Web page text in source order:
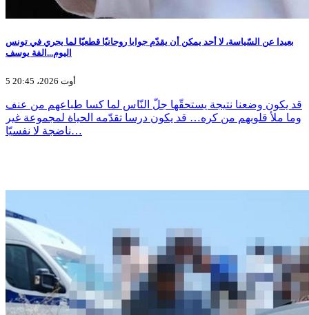
بعيدا عن السّياسة، لا أحد يمكن أن يقدّم جوابا روحانيّا قطعيّا لما يجري في تونس
اليوم...الفة يوسف
5 أوت 2026، 20:45
قد يكون وضعنا نتيجة يستحقّها جلّ النّاس لما كسا طباعهم من عنف
وما ملأ قلوبهم من كره… قد يكون درسا تقدّمه الحياة لمجموعة غير
ناضجة لا نفسيّا…